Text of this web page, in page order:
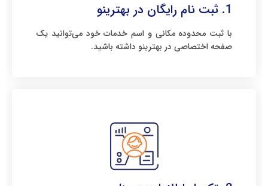
1. ثبت نام رایگان در بهترینو
با ثبت محدوده مکانی و اسم خدمات خود می‌توانید یک
صفحه اختصاصی در بهترینو داشته باشید.